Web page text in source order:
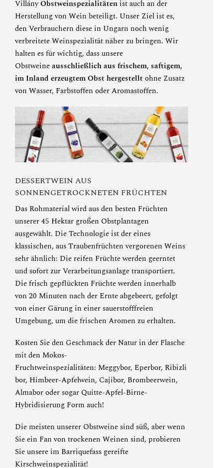
VillányObstweinspezialitäten ist auch an der
Herstellung von Wein beteiligt. Unser Ziel ist es,
den Verbrauchern diese in Ungarn noch wenig
verbreitete Weinspezialität näher zu bringen. Wir
halten es für wichtig, dass unsere
Obstweineausschließlich aus frischem, saftigem,
im Inland erzeugtem Obst hergestellt ohne Zusatz
von Wasser, Farbstoffen oder Aromastoffen.
DESSERTWEIN AUS
SONNENGETROCKNETEN FRÜCHTEN
Das Rohmaterial wird aus den besten Früchten
unserer 45 Hektar großen Obstplantagen
ausgewählt. Die Technologie ist der eines
klassischen, aus Traubenfrüchten vergorenen Weins
sehr ähnlich: Die reifen Früchte werden geerntet
und sofort zur Verarbeitungsanlage transportiert.
Die frisch gepflückten Früchte werden innerhalb
von 20 Minuten nach der Ernte abgebeert, gefolgt
von einer Gärung in einer sauerstofffreien
Umgebung, um die frischen Aromen zu erhalten.
Kosten Sie den Geschmack der Natur in der Flasche
mit den Mokos-
Fruchtweinspezialitäten: Meggybor, Eperbor, Ribizli
bor, Himbeer-Apfelwein, Cajibor, Brombeerwein,
Almaboroder sogar Quitte-Apfel-Birne-
Hybridisierung Form auch!
Die meisten unserer Obstweine sind süß, aber wenn
Sie ein Fan von trockenen Weinen sind, probieren
Sieunsere im Barriquefass gereifte
Kirschweinspezialität!